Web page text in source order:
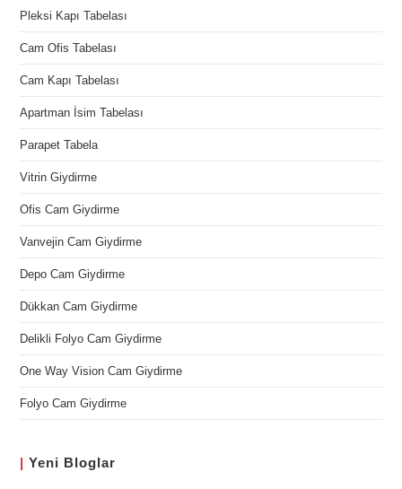
Pleksi Kapı Tabelası
Cam Ofis Tabelası
Cam Kapı Tabelası
Apartman İsim Tabelası
Parapet Tabela
Vitrin Giydirme
Ofis Cam Giydirme
Vanvejin Cam Giydirme
Depo Cam Giydirme
Dükkan Cam Giydirme
Delikli Folyo Cam Giydirme
One Way Vision Cam Giydirme
Folyo Cam Giydirme
| Yeni Bloglar